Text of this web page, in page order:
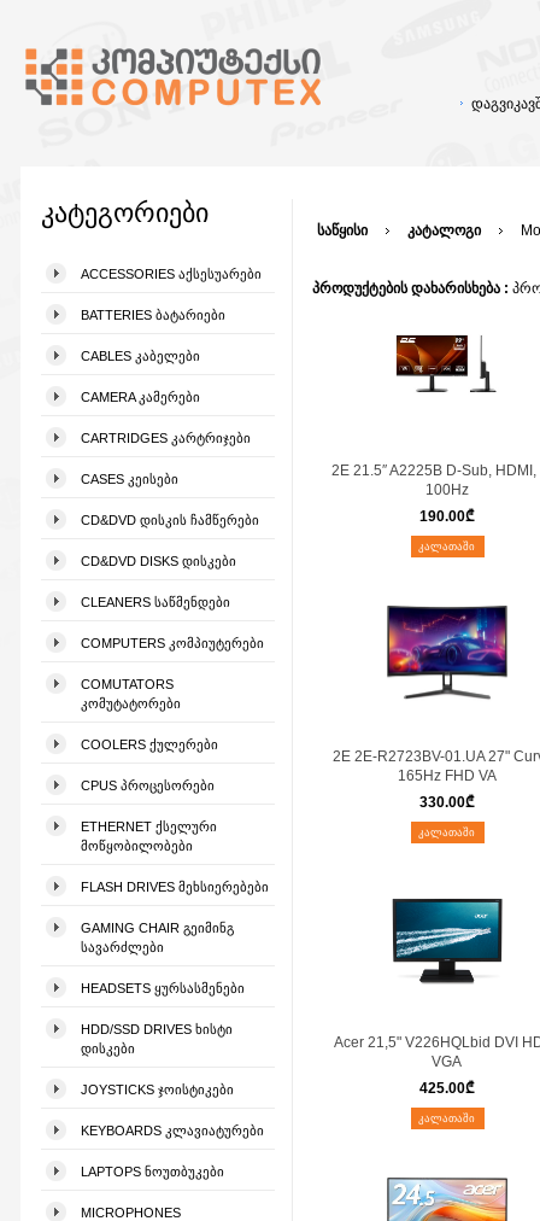
კატეგორიები
ACCESSORIES ᲐᲥᲡᲔᲡᲣᲐᲠᲔᲑᲘ
BATTERIES ᲑᲐᲢᲐᲠᲘᲔᲑᲘ
CABLES ᲙᲐᲑᲔᲚᲔᲑᲘ
CAMERA ᲙᲐᲛᲔᲠᲔᲑᲘ
CARTRIDGES ᲙᲐᲠᲢᲠᲘᲯᲔᲑᲘ
CASES ᲙᲔᲘᲡᲔᲑᲘ
CD&DVD ᲓᲘᲡᲙᲘᲡ ᲩᲐᲛᲬᲔᲠᲔᲑᲘ
CD&DVD DISKS ᲓᲘᲡᲙᲔᲑᲘ
CLEANERS ᲡᲐᲬᲛᲔᲜᲓᲔᲑᲘ
COMPUTERS ᲙᲝᲛᲞᲘᲣᲢᲔᲠᲔᲑᲘ
COMUTATORS
ᲙᲝᲛᲣᲢᲐᲢᲝᲠᲔᲑᲘ
COOLERS ᲥᲣᲚᲔᲠᲔᲑᲘ
CPUS ᲞᲠᲝᲪᲔᲡᲝᲠᲔᲑᲘ
ETHERNET ᲥᲡᲔᲚᲣᲠᲘ
ᲛᲝᲬᲧᲝᲑᲘᲚᲝᲑᲔᲑᲘ
FLASH DRIVES ᲛᲔᲮᲡᲘᲔᲠᲔᲑᲔᲑᲘ
GAMING CHAIR ᲒᲔᲘᲛᲘᲜᲒ
ᲡᲐᲕᲐᲠᲫᲚᲔᲑᲘ
HEADSETS ᲧᲣᲠᲡᲐᲡᲛᲔᲜᲔᲑᲘ
HDD/SSD DRIVES ᲮᲘᲡᲢᲘ
ᲓᲘᲡᲙᲔᲑᲘ
JOYSTICKS ᲯᲝᲘᲡᲢᲘᲙᲔᲑᲘ
KEYBOARDS ᲙᲚᲐᲕᲘᲐᲢᲣᲠᲔᲑᲘ
LAPTOPS ᲜᲝᲣᲗᲑᲣᲙᲔᲑᲘ
MICROPHONES
საწყისი კატალოგი
პროდუქტების დახარისხება :
2E 21.5″ A2225B D-Sub, HDMI,
100Hz
190.00₾
ᲙᲐᲚᲐᲗᲐᲨᲘ
2E 2E-R2723BV-01.UA 27"
165Hz FHD VA
330.00₾
ᲙᲐᲚᲐᲗᲐᲨᲘ
Acer 21,5" V226HQLbid DVI
VGA
425.00₾
ᲙᲐᲚᲐᲗᲐᲨᲘ